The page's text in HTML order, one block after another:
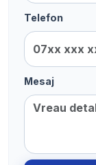
Telefon
Mesaj